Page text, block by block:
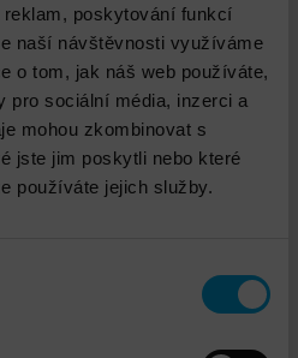
poskytování funkcí
naší návštěvnosti využíváme
o tom, jak náš web používáte,
pro sociální média, inzerci a
mohou zkombinovat s
jste jim poskytli nebo které
používáte jejich služby.
DETAIL